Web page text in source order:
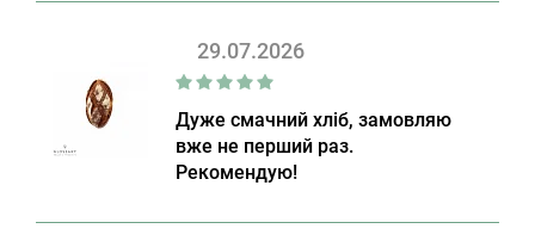
29.07.2026
Дуже смачний хліб, замовляю
вже не перший раз.
Рекомендую!